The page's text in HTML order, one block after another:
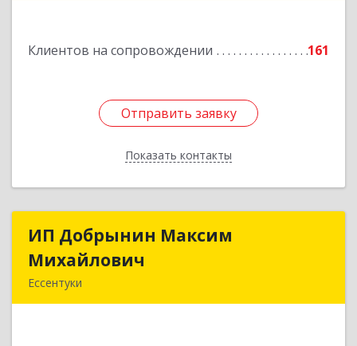
Клиентов на сопровождении 161
Отправить заявку
Показать контакты
Подробнее
Отправить заявку
Назад
ИП Добрынин Максим
Михайлович
Ессентуки
ИП Добрынин Максим